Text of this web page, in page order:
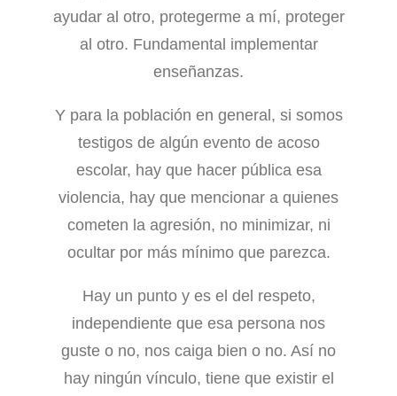
ayudar al otro, protegerme a mí, proteger
al otro. Fundamental implementar
enseñanzas.
Y para la población en general, si somos
testigos de algún evento de acoso
escolar, hay que hacer pública esa
violencia, hay que mencionar a quienes
cometen la agresión, no minimizar, ni
ocultar por más mínimo que parezca.
Hay un punto y es el del respeto,
independiente que esa persona nos
guste o no, nos caiga bien o no. Así no
hay ningún vínculo, tiene que existir el